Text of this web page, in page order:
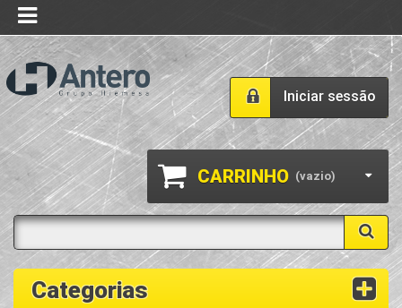
Categorias
Iniciar sessão
CARRINHO (vazio)